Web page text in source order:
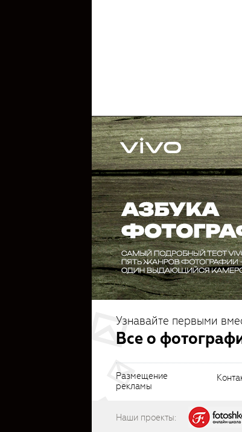
Узнавайте первыми
Все о
Размещение
рекламы
Наши проекты: